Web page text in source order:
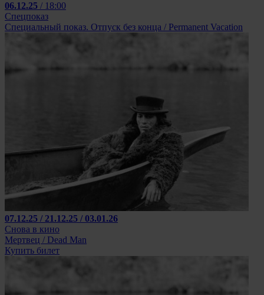
06.12.25 / 18:00
Спецпоказ
Специальный показ. Отпуск без конца / Permanent Vacation
07.12.25 / 21.12.25 / 03.01.26
Снова в кино
Мертвец / Dead Man
Купить билет